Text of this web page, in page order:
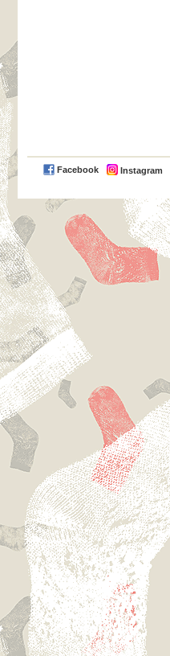
Facebook Instagram